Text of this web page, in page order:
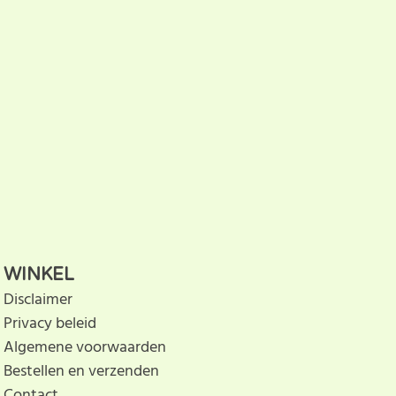
WINKEL
Disclaimer
Privacy beleid
Algemene voorwaarden
Bestellen en verzenden